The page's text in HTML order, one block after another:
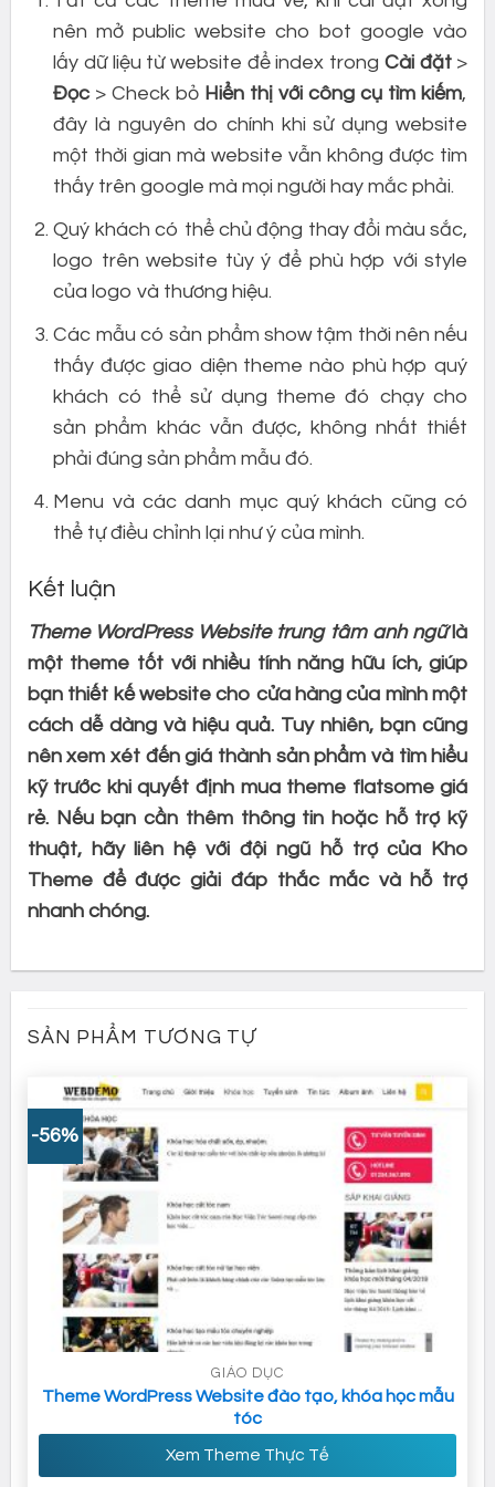
nên mở public website cho bot google vào
lấy dữ liệu từ website để index trong Cài đặt>
Đọc> Check bỏ Hiển thị với công cụ tìm kiếm,
đây là nguyên do chính khi sử dụng website
một thời gian mà website vẫn không được tìm
thấy trên google mà mọi người hay mắc phải.
Quý khách có thể chủ động thay đổi màu sắc,
logo trên website tùy ý để phù hợp với style
của logo và thương hiệu.
Các mẫu có sản phẩm show tậm thời nên nếu
thấy được giao diện theme nào phù hợp quý
khách có thể sử dụng theme đó chạy cho
sản phẩm khác vẫn được, không nhất thiết
phải đúng sản phẩm mẫu đó.
Menu và các danh mục quý khách cũng có
thể tự điều chỉnh lại như ý của mình.
Kết luận
Theme WordPress Website trung tâm anh ngữlà
một theme tốt với nhiều tính năng hữu ích, giúp
bạn thiết kế website cho cửa hàng của mình một
cách dễ dàng và hiệu quả. Tuy nhiên, bạn cũng
nên xem xét đến giá thành sản phẩm và tìm hiểu
kỹ trước khi quyết định mua theme flatsome giá
rẻ. Nếu bạn cần thêm thông tin hoặc hỗ trợ kỹ
thuật, hãy liên hệ với đội ngũ hỗ trợ của Kho
Theme để được giải đáp thắc mắc và hỗ trợ
nhanh chóng.
SẢN PHẨM TƯƠNG TỰ
-56%
GIÁO DỤC
Theme WordPress Website đào tạo, khóa học mẫu
tóc
Xem Theme Thực Tế